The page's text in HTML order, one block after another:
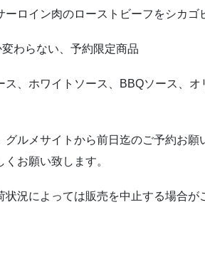
ロイン肉のローストビーフをシカゴ
わらない、予約限定商品
ス、ホワイトソース、BBQソース、
グルメサイトから前日迄のご予約お願
お願い致します。
況によっては販売を中止する場合が